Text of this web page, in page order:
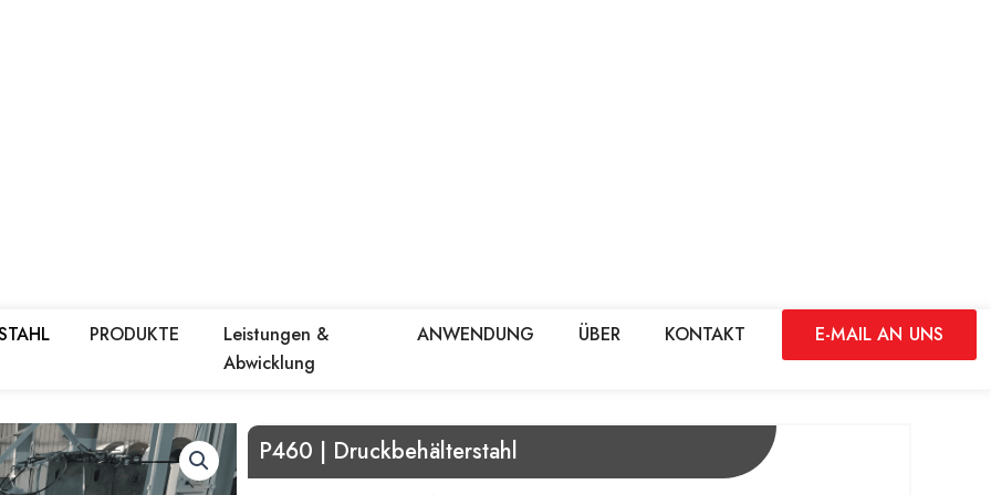
PRODUKTE
Leistungen &
Abwicklung
ANWENDUNG ÜBER KONTAKT E-MAIL AN UNS
P460 | Druckbehälterstahl